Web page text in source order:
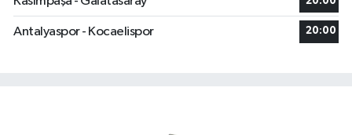
Antalyaspor - Kocaelispor 20:00